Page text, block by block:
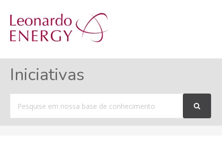
Iniciativas
por